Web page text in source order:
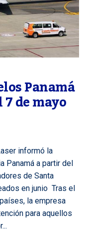
Panamá
de mayo
informó la
Panamá a partir del
de Santa
en junio Tras el
la empresa
para aquellos